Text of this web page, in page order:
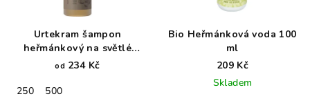
Urtekram šampon
heřmánkový na světlé
vlasy BIO
od 234 Kč
250
500
Bio Heřmánková voda 100
ml
209 Kč
Skladem